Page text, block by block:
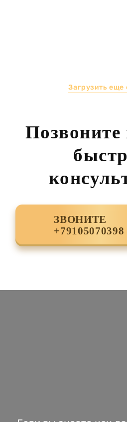
Загрузить еще
ЗВОНИТЕ
+79105070398